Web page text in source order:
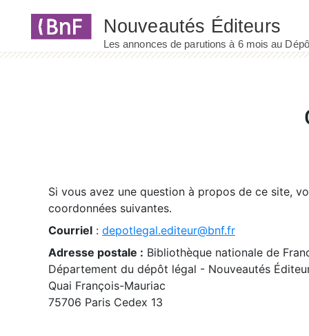
Si vous avez une question à propos de ce site,
coordonnées suivantes.
Courriel : depotlegal.editeur@bnf.fr
Adresse postale : Bibliothèque nationale de
Département du dépôt légal - Nouveautés
Quai François-Mauriac
75706 Paris Cedex 13